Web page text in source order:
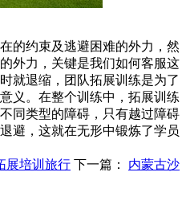
的约束及逃避困难的外力，然
外力，关键是我们如何客服这
就退缩，团队拓展训练是为了
义。在整个训练中，拓展训练
同类型的障碍，只有越过障碍
避，这就在无形中锻炼了学员
展培训旅行 下一篇： 内蒙古沙